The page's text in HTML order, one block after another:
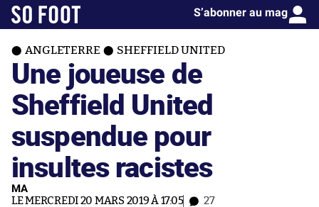
S’abonner au mag
ANGLETERRE SHEFFIELD UNITED
Une joueuse de
Sheffield United
suspendue pour
insultes racistes
MA
LE MERCREDI 20 MARS 2019 À 17:05 27